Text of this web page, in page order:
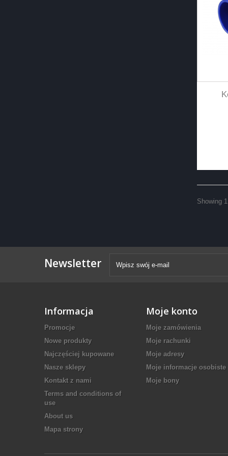
Showing
Newsletter
Informacja
Promocje
Nowe produkty
Najczęściej kupowane
Nasze sklepy
Kontakt z nami
Terms and conditions of
use
About us
Mapa strony
Moje konto
Moje zamówienia
Moje rachunki
Moje adresy
Moje informacje osobiste
Moje bony